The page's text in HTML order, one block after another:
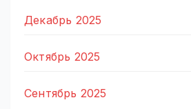
Декабрь 2025
Октябрь 2025
Сентябрь 2025